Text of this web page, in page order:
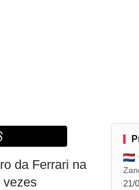
da Ferrari na
vezes
21/